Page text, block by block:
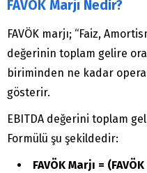
FAVÖK Marjı Nedir?
FAVÖK marjı; “Faiz,
değerinin toplam gelire
biriminden ne kadar
gösterir.
EBITDA değerini toplam
Formülü şu şekildedir:
FAVÖK Marjı =